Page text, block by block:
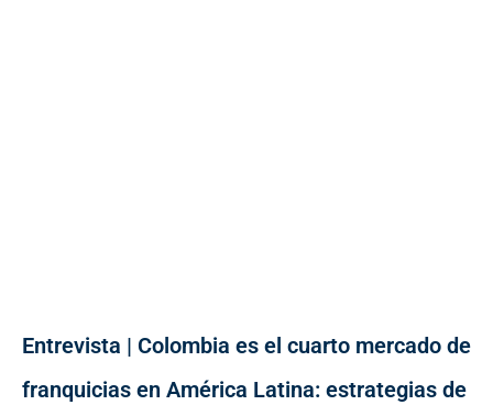
Entrevista | Colombia es el cuarto mercado de
franquicias en América Latina: estrategias de